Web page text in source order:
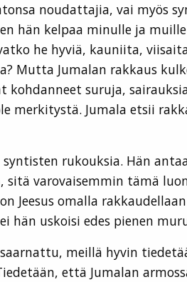
noudattajia, vai myös
hän kelpaa minulle ja
he hyviä, kauniita,
Mutta Jumalan rakkaus
suruja,
merkitystä. Jumala etsii
rukouksia. Hän
varovaisemmin tämä
Jeesus omalla
uskoisi edes pienen
meillä hyvin
että Jumalan